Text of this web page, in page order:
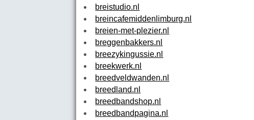
breistudio.nl
breincafemiddenlimburg.nl
breien-met-plezier.nl
breggenbakkers.nl
breezykingussie.nl
breekwerk.nl
breedveldwanden.nl
breedland.nl
breedbandshop.nl
breedbandpagina.nl